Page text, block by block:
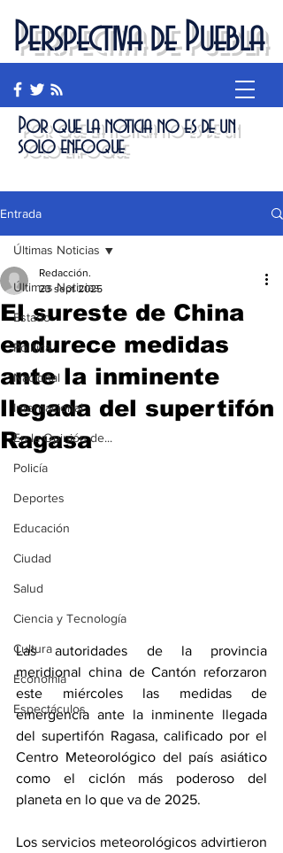
Perspectiva de Puebla
Por que la noticia no es de un
solo enfoque
Entrada
Últimas Noticias
Estado
Política
Nacional
Internacional
En la Opinión de...
Policía
Deportes
Educación
Ciudad
Salud
Ciencia y Tecnología
Cultura
Economía
Espectáculos
Últimas Noticias
El sureste de China
endurece medidas
ante la inminente
llegada del supertifón
Ragasa
Redacción.
23 sept 2025
Las autoridades de la provincia
meridional china de Cantón reforzaron
este miércoles las medidas de
emergencia ante la inminente llegada
del supertifón Ragasa, calificado por el
Centro Meteorológico del país asiático
como el ciclón más poderoso del
planeta en lo que va de 2025.
Los servicios meteorológicos advirtieron